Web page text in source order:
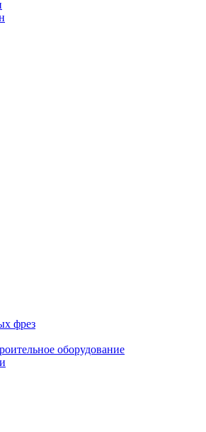
фрез
оборудование